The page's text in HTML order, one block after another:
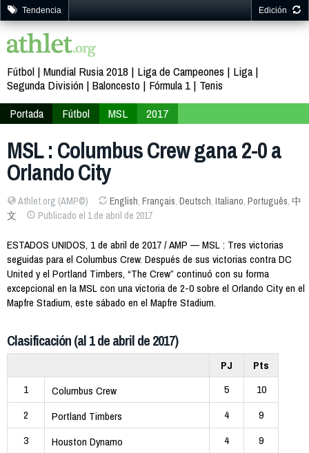
Tendencia Edición
Fútbol Mundial Rusia 2018 Liga de Campeones
Liga
Segunda División Baloncesto Fórmula 1
Tenis
Portada
Fútbol MSL 2017
MSL : Columbus Crew gana 2-0 a
Orlando City
Athlet.org (AMP©) English, Français, Deutsch, Italiano, Português, 中
文
Publicado el 1 de abril de 2017
ESTADOS UNIDOS, 1 de abril de 2017 / AMP — MSL : Tres victorias
seguidas para el Columbus Crew. Después de sus victorias contra DC
United y el Portland Timbers, “The Crew” continuó con su forma
excepcional en la MSL con una victoria de 2-0 sobre el Orlando City en el
Mapfre Stadium, este sábado en el Mapfre Stadium.
Clasificación (al 1 de abril de 2017)
PJ
Pts
1
Columbus Crew 5
10
2
Portland Timbers 4
9
3
Houston Dynamo 4
9